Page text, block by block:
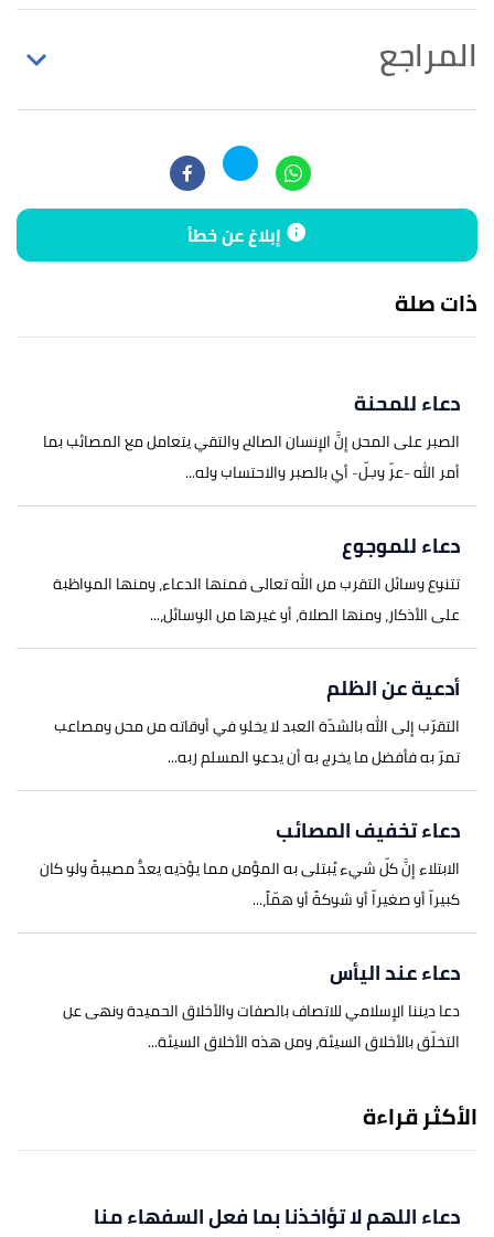
المراجع
الضالة أو الصلاة لأجل ردها؟"،الإسلام سؤال وجواب
أبو بكر البيهقي (2009)، الدعوات الكبير
الكويت:غراس للنشر والتوزيع، صفحة 188، جزء 2.
إبلاغ عن خطأ
ذات صلة
دعاء للمحنة
الصبر على المحن إنَّ الإنسان الصالح والتقي يتعامل مع المصائب بما
أمر الله -عزّ وجلّ- أي بالصبر والاحتساب وله...
دعاء للموجوع
تتنوع وسائل التقرب من الله تعالى فمنها الدعاء، ومنها المواظبة
على الأذكار، ومنها الصلاة، أو غيرها من الوسائل،...
أدعية عن الظلم
التقرّب إلى الله بالشدّة العبد لا يخلو في أوقاته من محن ومصاعب
تمرّ به فأفضل ما يخرج به أن يدعو المسلم ربه...
دعاء تخفيف المصائب
الابتلاء إنَّ كلّ شيء يُبتلى به المؤمن مما يؤذيه يعدُّ مصيبةً ولو كان
كبيراّ أو صغيراّ أو شوكةً أو همّاً،...
دعاء عند اليأس
دعا ديننا الإسلامي للاتصاف بالصفات والأخلاق الحميدة ونهى عن
التخلّق بالأخلاق السيئة، ومن هذه الأخلاق السيئة...
الأكثر قراءة
دعاء اللهم لا تؤاخذنا بما فعل السفهاء منا